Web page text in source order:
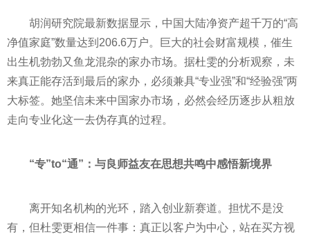
胡润研究院最新数据显示，中国大陆净资产超千万的“高
净值家庭”数量达到206.6万户。巨大的社会财富规模，催生
出生机勃勃又鱼龙混杂的家办市场。据杜雯的分析观察，未
来真正能存活到最后的家办，必须兼具“专业强”和“经验强”两
大标签。她坚信未来中国家办市场，必然会经历逐步从粗放
走向专业化这一去伪存真的过程。
“专”to“通”：与良师益友在思想共鸣中感悟新境界
离开知名机构的光环，踏入创业新赛道。担忧不是没
有，但杜雯更相信一件事：真正以客户为中心，站在买方视